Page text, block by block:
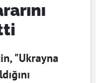
"Ukrayna